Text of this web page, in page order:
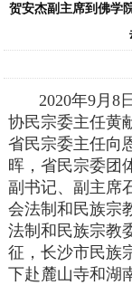
贺安杰副主席到佛学
2020年9月8
协民宗委主任黄
省民宗委主任向
晖，省民宗委团
副书记、副主席
会法制和民族宗
法制和民族宗教
征，长沙市民族
下赴麓山寺和湖